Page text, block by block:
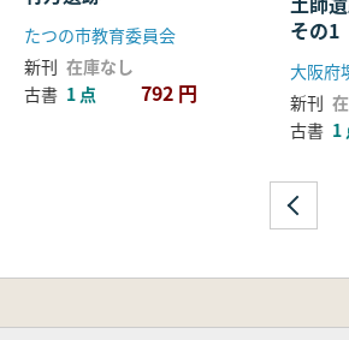
たつの市教育委員会
新刊 在庫なし
古書 1 点 792 円
その1
大阪府
新刊
古書 1